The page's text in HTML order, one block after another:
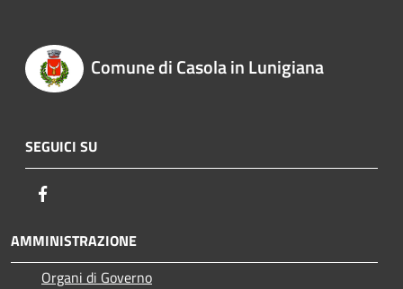
Comune di Casola in Lunigiana
SEGUICI SU
AMMINISTRAZIONE
Organi di Governo